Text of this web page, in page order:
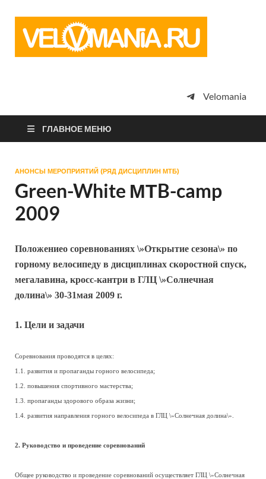
просто
Velomania
ГЛАВНОЕ МЕНЮ
АНОНСЫ МЕРОПРИЯТИЙ (РЯД ДИСЦИПЛИН МТБ)
Green-White МТB-camp
2009
Положениео соревнованиях \»Открытие сезона\» по
горному велосипеду в дисциплинах скоростной спуск,
мегалавина, кросс-кантри в ГЛЦ \»Солнечная
долина\» 30-31мая 2009 г.
1. Цели и задачи
Соревнования проводятся в целях:
1.1. развития и пропаганды горного велосипеда;
1.2. повышения спортивного мастерства;
1.3. пропаганды здорового образа жизни;
1.4. развития направления горного велосипеда в ГЛЦ \»Солнечная долина\».
2. Руководство и проведение соревнований
Общее руководство и проведение соревнований осуществляет ГЛЦ \»Солнечная